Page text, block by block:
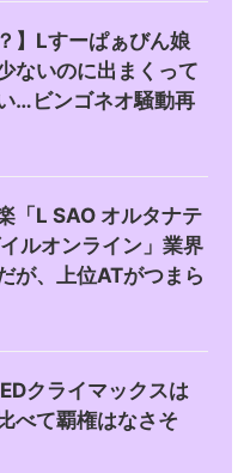
】Lすーぱぁびん娘
ないのに出まくって
…ビンゴネオ騒動再
「L SAO オルタナテ
ルオンライン」業界
が、上位ATがつまら
クライマックスは
べて覇権はなさそ